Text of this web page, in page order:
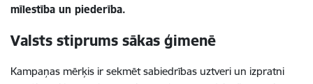
mīlestība un piederība.
Valsts stiprums sākas ģimenē
Kampaņas mērķis ir sekmēt sabiedrības uztveri un izpratni